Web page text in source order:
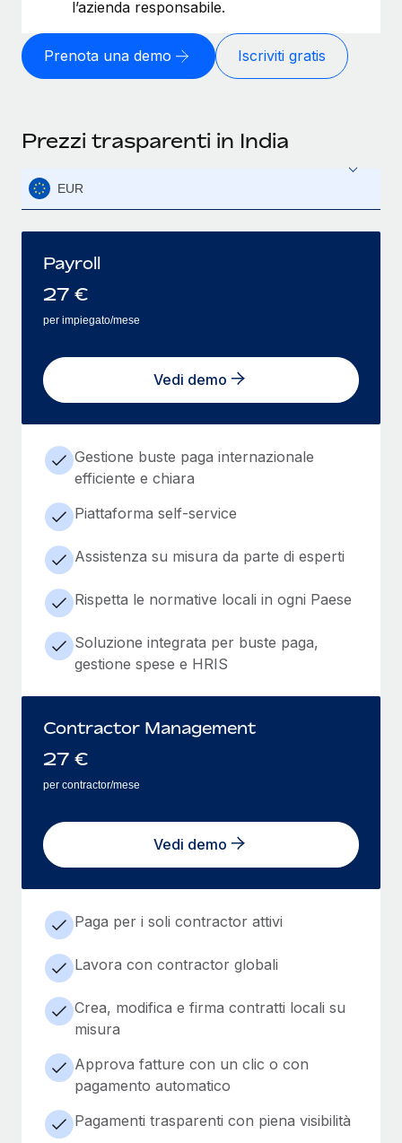
l’azienda responsabile.
Prenota una demo Iscriviti gratis
Prezzi trasparenti in India
EUR
Payroll
27 €
per impiegato/mese
Vedi demo
Gestione buste paga internazionale
efficiente e chiara
Piattaforma self-service
Assistenza su misura da parte di esperti
Rispetta le normative locali in ogni Paese
Soluzione integrata per buste paga,
gestione spese e HRIS
Contractor Management
27 €
per contractor/mese
Vedi demo
Paga per i soli contractor attivi
Lavora con contractor globali
Crea, modifica e firma contratti locali su
misura
Approva fatture con un clic o con
pagamento automatico
Pagamenti trasparenti con piena visibilità